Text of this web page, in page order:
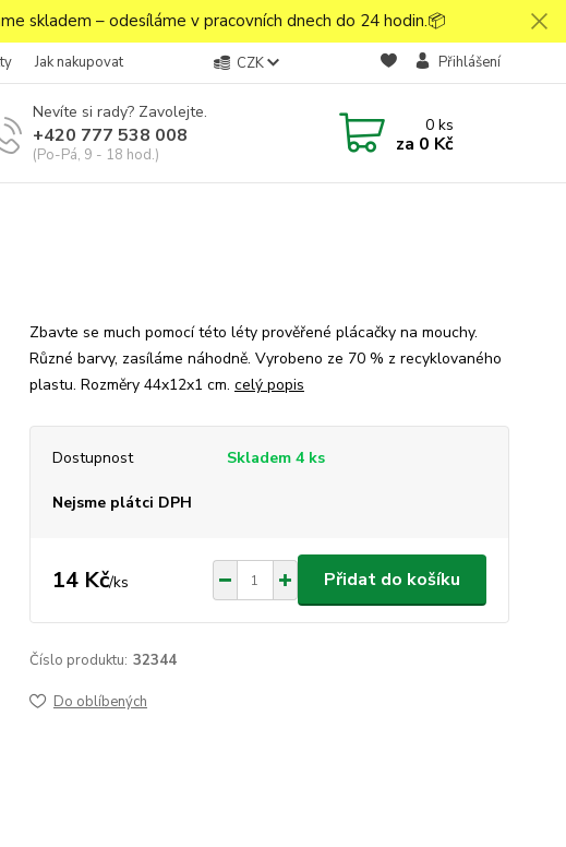
skladem – odesíláme v pracovních dnech do 24 hodin.📦
Jak nakupovat CZK Přihlášení
Nevíte si rady? Zavolejte.
+420 777 538 008
(Po-Pá, 9 - 18 hod.)
0ks
za 0 Kč
Zbavte se much pomocí této léty prověřené plácačky na mouchy.
Různé barvy, zasíláme náhodně. Vyrobeno ze 70 % z recyklovaného
plastu. Rozměry 44x12x1 cm. celý popis
Dostupnost Skladem 4 ks
Nejsme plátci DPH
14 Kč/ks Přidat do košíku
Číslo produktu: 32344
Do oblíbených